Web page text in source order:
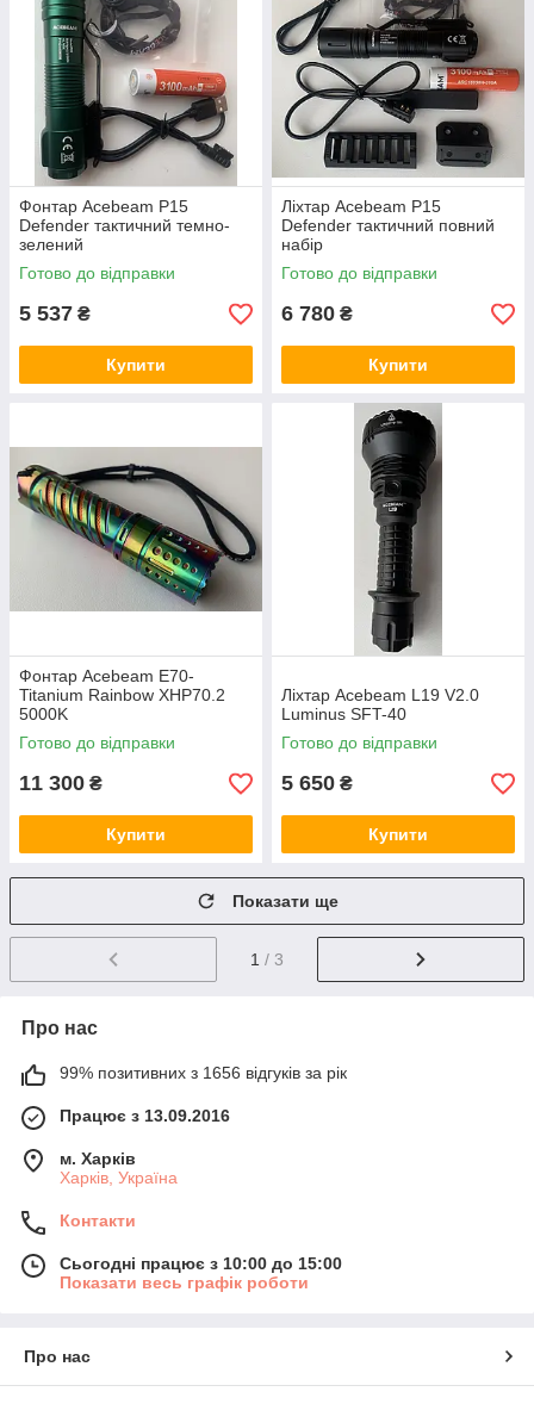
Фонтар Acebeam P15
Defender тактичний темно-
зелений
Готово до відправки
5 537 ₴
Купити
Ліхтар Acebeam P15
Defender тактичний повний
набір
Готово до відправки
6 780 ₴
Купити
Фонтар Acebeam E70-
Titanium Rainbow XHP70.2
5000K
Готово до відправки
11 300 ₴
Купити
Ліхтар Acebeam L19 V2.0
Luminus SFT-40
Готово до відправки
5 650 ₴
Купити
Показати ще
1 / 3
Про нас
99% позитивних з 1656 відгуків за рік
Працює з 13.09.2016
м. Харків
Харків, Україна
Контакти
Сьогодні працює з 10:00 до 15:00
Показати весь графік роботи
Про нас